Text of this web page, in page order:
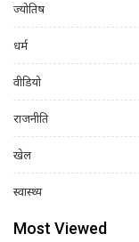
ज्योतिष
धर्म
वीडियो
राजनीति
खेल
स्वास्थ्य
Most Viewed